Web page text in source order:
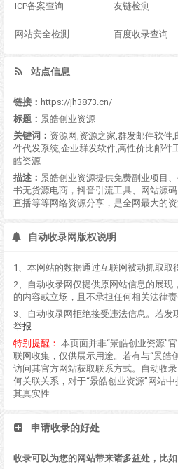
ICP备案查询 友链检测
网站安全检测 百度收录查询
站点信息
链接： https://jh3873.cn/
标题： 景皓创业资源
关键词： 资源网,资源之家,群发邮件软件
件代发系统,企业群发软件,高性价比邮件
皓资源
描述： 景皓创业资源提供免费副业项目
书无货源电商，抖音引流工具、网站源
直播等等网络资源分享，是全网最大的资
自动收录网版权说明
1、本网站的数据通过互联网被动抓取取
2、自动收录网仅提供原网站信息的展现
的内容或立场，且不承担任何相关法律
3、自动收录网拒绝接受违法信息。若发
举报
特别提醒： 本页面并非“景皓创业资源”
联网收集，仅供展示用途。若有与“景皓
访问其官方网站获取联系方式。自动收
何关联关系，对于“景皓创业资源”网站
其真实性
申请收录的好处
收录可以为您的网站带来诸多益处，比如